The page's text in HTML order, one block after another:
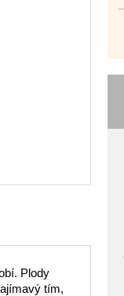
Plody
tím,